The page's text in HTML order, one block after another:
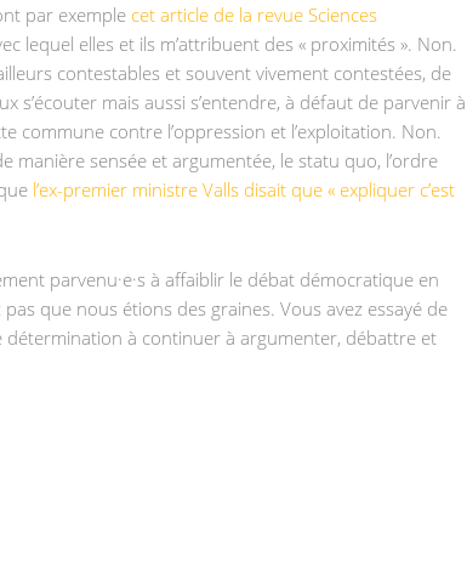
par exemple cet article de la revue Sciences
lequel elles et ils m’attribuent des « proximités ». Non.
contestables et souvent vivement contestées, de
s’écouter mais aussi s’entendre, à défaut de parvenir à
commune contre l’oppression et l’exploitation. Non.
manière sensée et argumentée, le statu quo, l’ordre
l’ex-premier ministre Valls disait que « expliquer c’est
parvenu·e·s à affaiblir le débat démocratique en
que nous étions des graines. Vous avez essayé de
détermination à continuer à argumenter, débattre et